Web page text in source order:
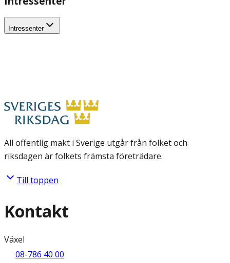
Intressenter
All offentlig makt i Sverige utgår från folket och
riksdagen är folkets främsta företrädare.
Till toppen
Kontakt
Växel
08-786 40 00